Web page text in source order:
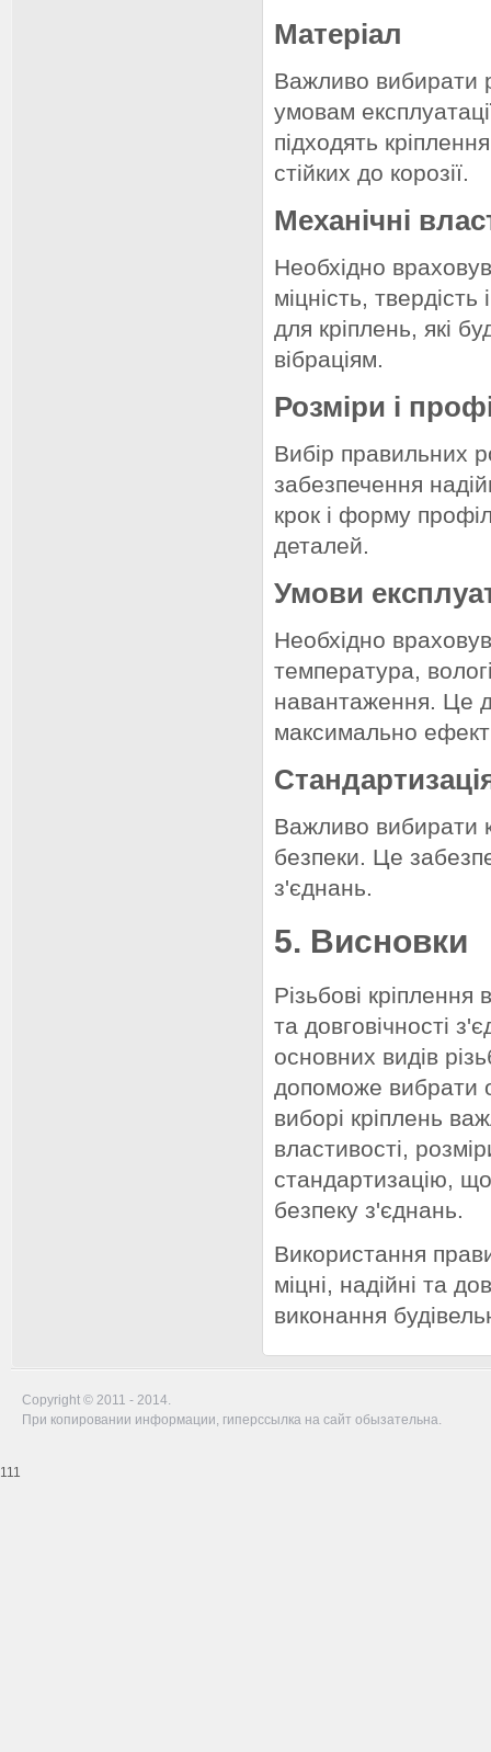
Матеріал
Важливо вибирати
умовам
підходять
стійких до корозії.
Механічні
Необхідно
міцність,
для кріплень, які
вібраціям.
Розміри і
Вибір правильних
забезпечення
крок і форму
деталей.
Умови
Необхідно
температура,
навантаження. Це
максимально
Важливо вибирати
безпеки. Це
з'єднань.
5. Висновки
Різьбові кріплення
та довговічності
основних видів
допоможе вибрати
виборі кріплень
властивості,
стандартизацію,
безпеку з'єднань.
Використання
міцні, надійні та
виконання
Copyright © 2011 - 2014.
При копировании информации, гиперссылка на сайт обызательна.
111